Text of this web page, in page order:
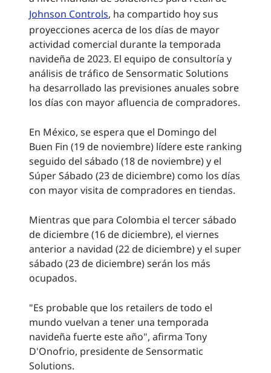
Johnson Controls, ha compartido hoy sus
proyecciones acerca de los días de mayor
actividad comercial durante la temporada
navideña de 2023. El equipo de consultoría y
análisis de tráfico de Sensormatic Solutions
ha desarrollado las previsiones anuales sobre
los días con mayor afluencia de compradores.
En México, se espera que el Domingo del
Buen Fin (19 de noviembre) lídere este ranking
seguido del sábado (18 de noviembre) y el
Súper Sábado (23 de diciembre) como los días
con mayor visita de compradores en tiendas.
Mientras que para Colombia el tercer sábado
de diciembre (16 de diciembre), el viernes
anterior a navidad (22 de diciembre) y el super
sábado (23 de diciembre) serán los más
ocupados.
"Es probable que los retailers de todo el
mundo vuelvan a tener una temporada
navideña fuerte este año", afirma Tony
D'Onofrio, presidente de Sensormatic
Solutions.